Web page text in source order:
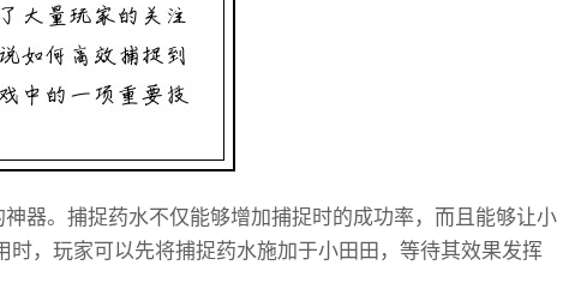
器。捕捉药水不仅能够增加捕捉时的成功率，而且能够让小
，玩家可以先将捕捉药水施加于小田田，等待其效果发挥